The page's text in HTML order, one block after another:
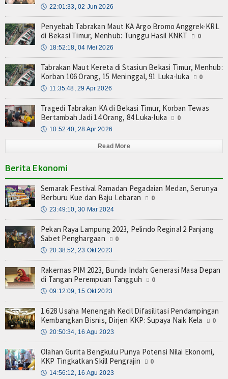
🕔 22:01:33, 02 Jun 2026
Penyebab Tabrakan Maut KA Argo Bromo Anggrek-KRL
di Bekasi Timur, Menhub: Tunggu Hasil KNKT
0
🕔 18:52:18, 04 Mei 2026
Tabrakan Maut Kereta di Stasiun Bekasi Timur, Menhub:
Korban 106 Orang, 15 Meninggal, 91 Luka-luka
0
🕔 11:35:48, 29 Apr 2026
Tragedi Tabrakan KA di Bekasi Timur, Korban Tewas
Bertambah Jadi 14 Orang, 84 Luka-luka
0
🕔 10:52:40, 28 Apr 2026
Read More
Berita Ekonomi
Semarak Festival Ramadan Pegadaian Medan, Serunya
Berburu Kue dan Baju Lebaran
0
🕔 23:49:10, 30 Mar 2024
Pekan Raya Lampung 2023, Pelindo Reginal 2 Panjang
Sabet Penghargaan
0
🕔 20:38:52, 23 Okt 2023
Rakernas PIM 2023, Bunda Indah: Generasi Masa Depan
di Tangan Perempuan Tangguh
0
🕔 09:12:09, 15 Okt 2023
1.628 Usaha Menengah Kecil Difasilitasi Pendampingan
Kembangkan Bisnis, Dirjen KKP: Supaya Naik Kela
0
🕔 20:50:34, 16 Agu 2023
Olahan Gurita Bengkulu Punya Potensi Nilai Ekonomi,
KKP Tingkatkan Skill Pengrajin
0
🕔 14:56:12, 16 Agu 2023